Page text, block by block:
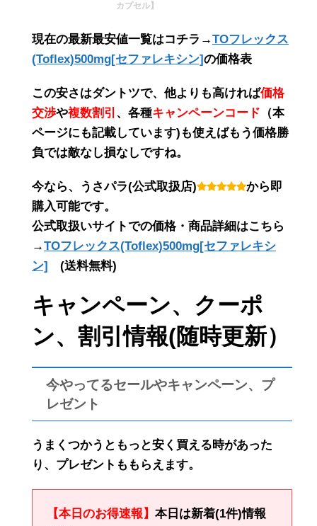
カプセル】
現在の最新最安値一覧はコチラ→TOフレックス
(Toflex)500mg[セファレキシン]の価格表
この安さはダントツで、他よりも高ければ価格
交渉や複数割引 、各種キャンペーンコード （本
ページにも記載しています)も使えばもう価格勝
負では敵なし損なしですね。
今なら、うさパラ(公式取扱店)
から即
購入可能です。
公式取扱いサイトでの価格・商品詳細はこちら
→TOフレックス(Toflex)500mg[セファレキシ
ン] (送料無料)
キャンペーン、クーポ
ン、割引情報(随時更新）
今やってるセールやキャンペーン、プ
レゼント
うまくつかうともっと安く買える時があった
り、プレゼントももらえます。
【本日のお得速報】 本日は新着(1件)情報